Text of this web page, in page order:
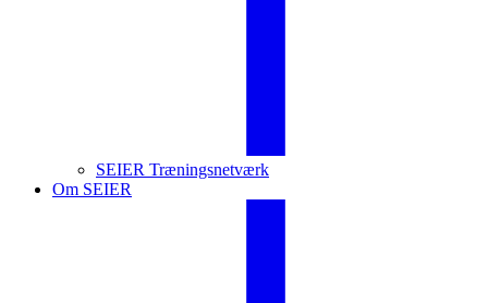
SEIER Træningsnetværk
Om SEIER